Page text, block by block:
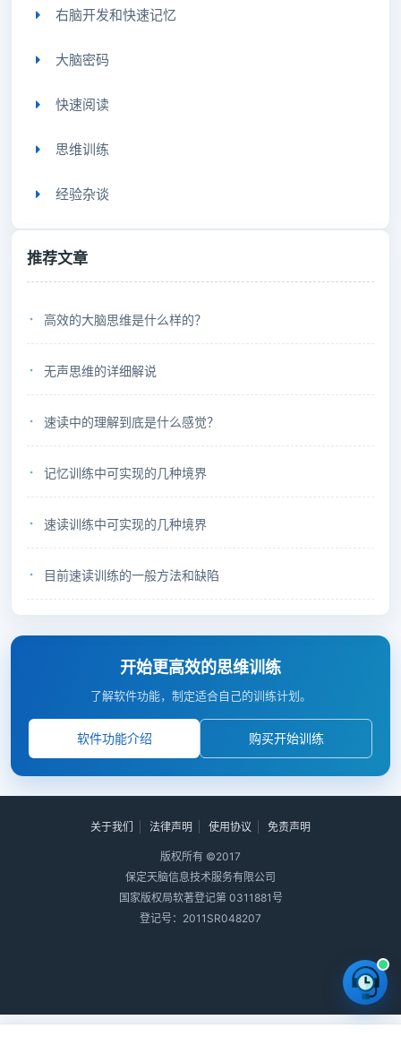
右脑开发和快速记忆
大脑密码
快速阅读
思维训练
经验杂谈
推荐文章
高效的大脑思维是什么样的？
无声思维的详细解说
速读中的理解到底是什么感觉？
记忆训练中可实现的几种境界
速读训练中可实现的几种境界
目前速读训练的一般方法和缺陷
开始更高效的思维训练
了解软件功能，制定适合自己的训练计划。
软件功能介绍 购买开始训练
关于我们 法律声明 使用协议 免责声明
版权所有 ©2017
保定天脑信息技术服务有限公司
国家版权局软著登记第 0311881号
登记号：2011SR048207